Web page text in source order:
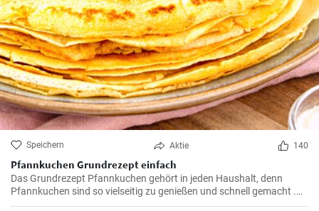
Speichern Aktie 140
Pfannkuchen Grundrezept einfach
Das Grundrezept Pfannkuchen gehört in jeden Haushalt, denn
Pfannkuchen sind so vielseitig zu genießen und schnell gemacht .
Süß oder herzhaft gefüllt sind die Pfannkuchen mit Milch und Eiern